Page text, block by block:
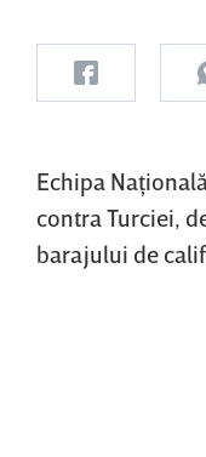
Echipa
contra Turciei,
barajului de